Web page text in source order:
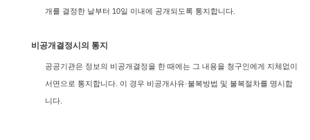
개를 결정한 날부터 10일 이내에 공개되도록 통지합니다.
비공개결정시의 통지
공공기관은 정보의 비공개결정을 한 때에는 그 내용을 청구인에게 지체없이
서면으로 통지합니다. 이 경우 비공개사유·불복방법 및 불복절차를 명시합
니다.